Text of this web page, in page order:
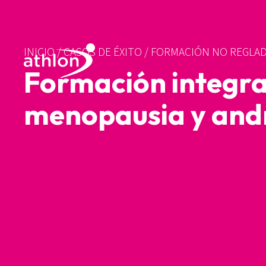
INICIO/CASOS DE ÉXITO/ FORMACIÓN NO
Formación
menopausia y